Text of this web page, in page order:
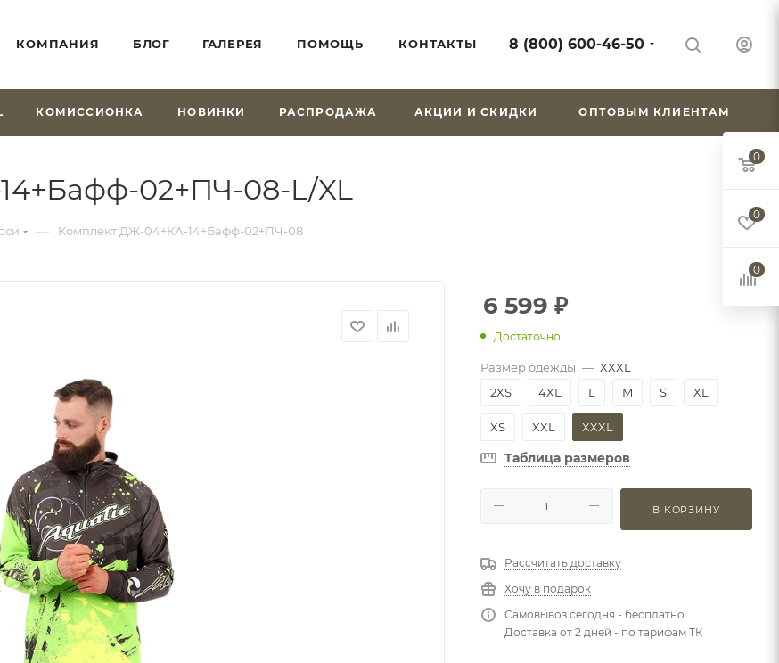
КОМПАНИЯ БЛОГ ГАЛЕРЕЯ ПОМОЩЬ КОНТАКТЫ 8 (800) 600-46-50
КОМИССИОНКА НОВИНКИ РАСПРОДАЖА АКЦИИ И СКИДКИ ОПТОВЫМ КЛИЕНТАМ
02+ПЧ-08-L/XL
— Комплект ДЖ-04+КА-14+Бафф-02+ПЧ-08
6 599 ₽
Достаточно
Размер одежды — XXXL
2XS
4XL L M S XL
XS XXL XXXL
Таблица размеров
В КОРЗИНУ
Рассчитать доставку
Хочу в подарок
Самовывоз сегодня - бесплатно
Доставка от 2 дней - по тарифам ТК
0
0
0